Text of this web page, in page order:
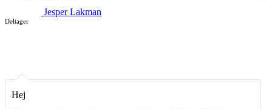
Jesper Lakman
Deltager
Hej